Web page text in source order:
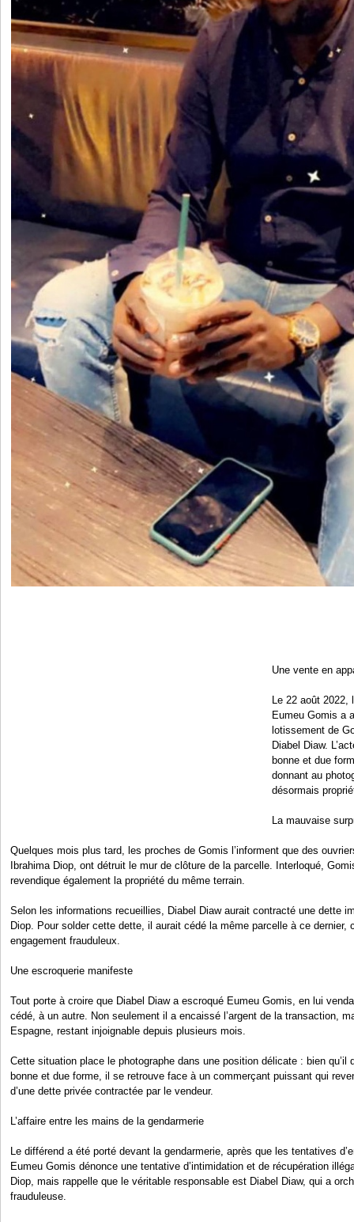
Une vente en
Le 22 août
Eumeu Gomis a
lotissement de
Diabel Diaw.
bonne et due
donnant au
désormais
La mauvaise
Quelques mois plus tard, les proches de Gomis l’informent que des
Ibrahima Diop, ont détruit le mur de clôture de la parcelle. Interloqué,
revendique également la propriété du même terrain.
Selon les informations recueillies, Diabel Diaw aurait contracté une dette
Diop. Pour solder cette dette, il aurait cédé la même parcelle à ce dernier,
engagement frauduleux.
Une escroquerie manifeste
Tout porte à croire que Diabel Diaw a escroqué Eumeu Gomis, en lui
cédé, à un autre. Non seulement il a encaissé l’argent de la transaction,
Espagne, restant injoignable depuis plusieurs mois.
Cette situation place le photographe dans une position délicate : bien qu’il
bonne et due forme, il se retrouve face à un commerçant puissant qui
d’une dette privée contractée par le vendeur.
L’affaire entre les mains de la gendarmerie
Le différend a été porté devant la gendarmerie, après que les tentatives
Eumeu Gomis dénonce une tentative d’intimidation et de récupération
Diop, mais rappelle que le véritable responsable est Diabel Diaw, qui a
frauduleuse.